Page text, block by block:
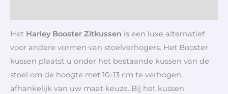
Het Harley Booster Zitkussen is een luxe alternatief
voor andere vormen van stoelverhogers. Het Booster
kussen plaatst u onder het bestaande kussen van de
stoel om de hoogte met 10-13 cm te verhogen,
afhankelijk van uw maat keuze. Bij het kussen